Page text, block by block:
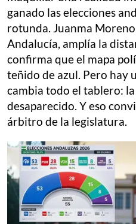
ganado las elecciones
rotunda. Juanma
Andalucía, amplía la
confirma que el mapa
teñido de azul. Pero hay
cambia todo el tablero:
desaparecido. Y eso
árbitro de la legislatura.